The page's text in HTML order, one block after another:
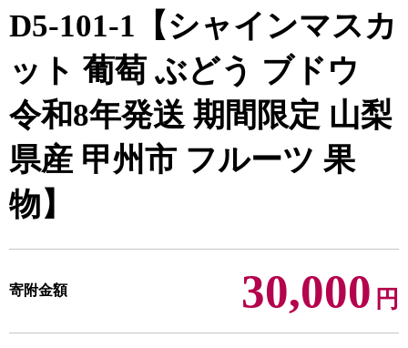
D5-101-1【シャインマスカ
ット 葡萄 ぶどう ブドウ
令和8年発送 期間限定 山梨
県産 甲州市 フルーツ 果
物】
寄附金額 30,000 円